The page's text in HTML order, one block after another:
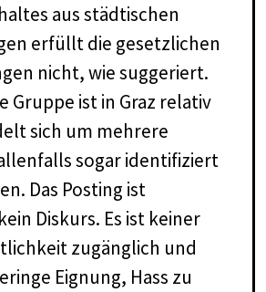
aus städtischen
erfüllt die gesetzlichen
nicht, wie suggeriert.
Gruppe ist in Graz relativ
sich um mehrere
sogar identifiziert
Das Posting ist
Diskurs. Es ist keiner
zugänglich und
Eignung, Hass zu